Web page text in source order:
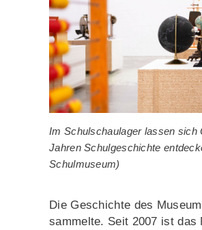
Im Schulschaulager lassen sich
Jahren Schulgeschichte
Schulmuseum)
Die Geschichte des
sammelte. Seit 2007 ist das